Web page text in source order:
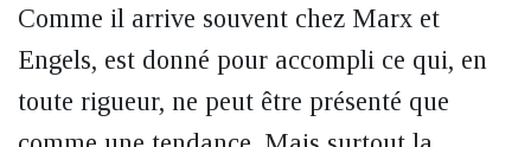
Comme il arrive souvent chez Marx et
Engels, est donné pour accompli ce qui, en
toute rigueur, ne peut être présenté que